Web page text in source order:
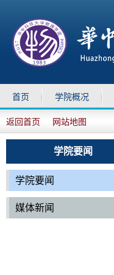
首页 学院概况
返回首页 网站地图
学院要闻
学院要闻
媒体新闻